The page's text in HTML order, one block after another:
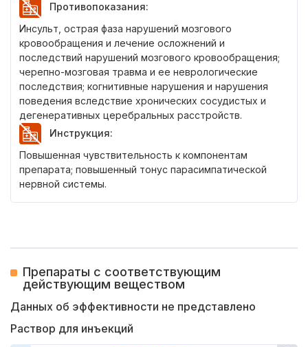
Противопоказания:
Инсульт, острая фаза нарушений мозгового
кровообращения и лечение осложнений и
последствий нарушений мозгового кровообращения;
черепно-мозговая травма и ее неврологические
последствия; когнитивные нарушения и нарушения
поведения вследствие хронических сосудистых и
дегенеративных церебральных расстройств.
Инструкция:
Повышенная чувствительность к компонентам
препарата; повышенный тонус парасимпатической
нервной системы.
Препараты с соответствующим
действующим веществом
Данных об эффективности не представлено
Раствор для инъекций